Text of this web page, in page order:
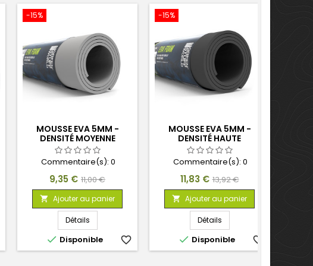
-15%
MOUSSE EVA 5MM -
DENSITÉ MOYENNE
Commentaire(s): 0
Prix
9,35 € Prix
de
base
11,00 €
 Ajouter au panier
Détails
 Disponible favorite_border
-15%
MOUSSE EVA 5MM -
DENSITÉ HAUTE
Commentaire(s): 0
Prix
11,83 € Prix
de
base
13,92 €
 Ajouter au panier
Détails
 Disponible favorite_border